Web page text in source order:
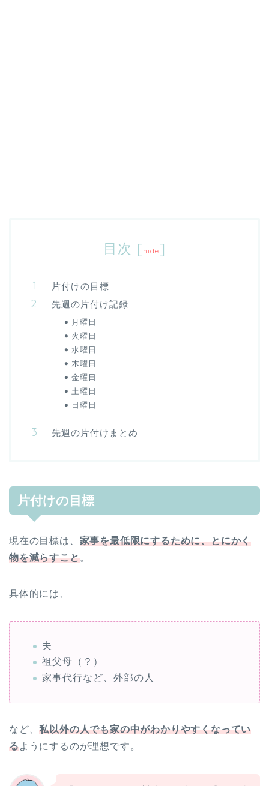
目次 [ hide]
片付けの目標
先週の片付け記録
月曜日
火曜日
水曜日
木曜日
金曜日
土曜日
日曜日
先週の片付けまとめ
片付けの目標
現在の目標は、 家事を最低限にするために、とにかく
物を減らすこと。
具体的には、
夫
祖父母（？）
家事代行など、外部の人
など、私以外の人でも家の中がわかりやすくなってい
るようにするのが理想です。